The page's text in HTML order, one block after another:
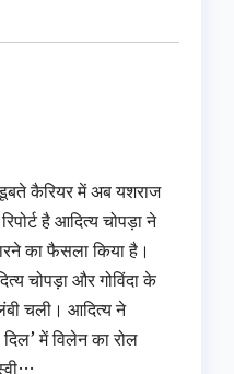
कैरियर में अब यशराज
है आदित्य चोपड़ा ने
का फैसला किया है।
चोपड़ा और गोविंदा के
चली। आदित्य ने
में विलेन का रोल